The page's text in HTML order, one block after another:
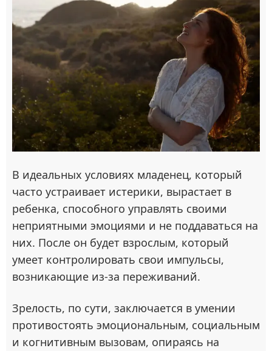
В идеальных условиях младенец, который
часто устраивает истерики, вырастает в
ребенка, способного управлять своими
неприятными эмоциями и не поддаваться на
них. После он будет взрослым, который
умеет контролировать свои импульсы,
возникающие из-за переживаний.
Зрелость, по сути, заключается в умении
противостоять эмоциональным, социальным
и когнитивным вызовам, опираясь на